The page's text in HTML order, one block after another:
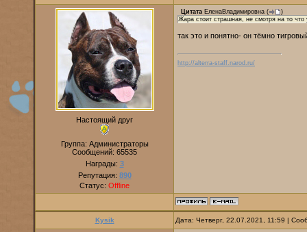
Настоящий друг
Группа: Администраторы
Сообщений: 65535
Награды: 3
Репутация: 890
Статус: Offline
Цитата ЕленаВладимировна (
)
Жара стоит страшная, не смотря на то
так это и понятно- он тёмно
http://alterra-staff.narod.ru/
Kysik Дата: Четверг, 22.07.2021, 11:59 |